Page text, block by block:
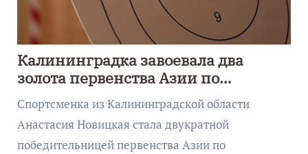
Калининградка завоевала два
золота первенства Азии по
метанию ножа
Спортсменка из Калининградской области
Анастасия Новицкая стала двукратной
победительницей первенства Азии по